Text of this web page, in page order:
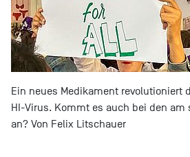
Ein neues Medikament revolutioniert
HI-Virus. Kommt es auch bei den am
an? Von Felix Litschauer